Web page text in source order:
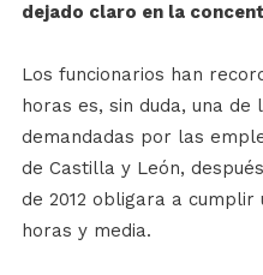
dejado claro en la
Los funcionarios han
horas es, sin duda, una de
demandadas por las
de Castilla y León,
de 2012 obligara a cumplir
horas y media.